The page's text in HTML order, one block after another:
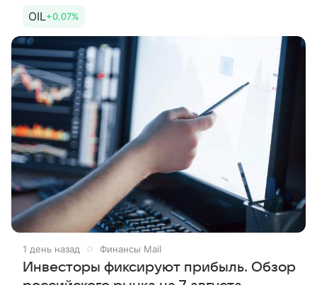
существенного роста по итогам
OIL+0.07%
1 день назад Финансы Mail
Инвесторы фиксируют прибыль. Обзор